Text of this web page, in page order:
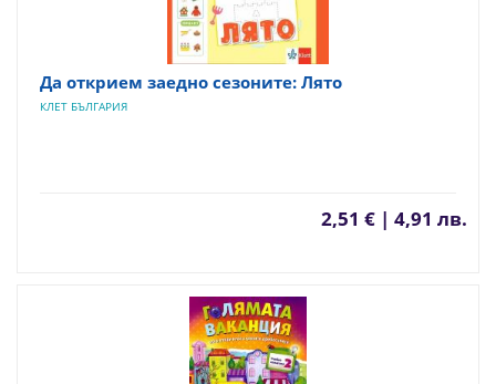
Да открием заедно сезоните: Лято
КЛЕТ БЪЛГАРИЯ
2,51 € | 4,91 лв.